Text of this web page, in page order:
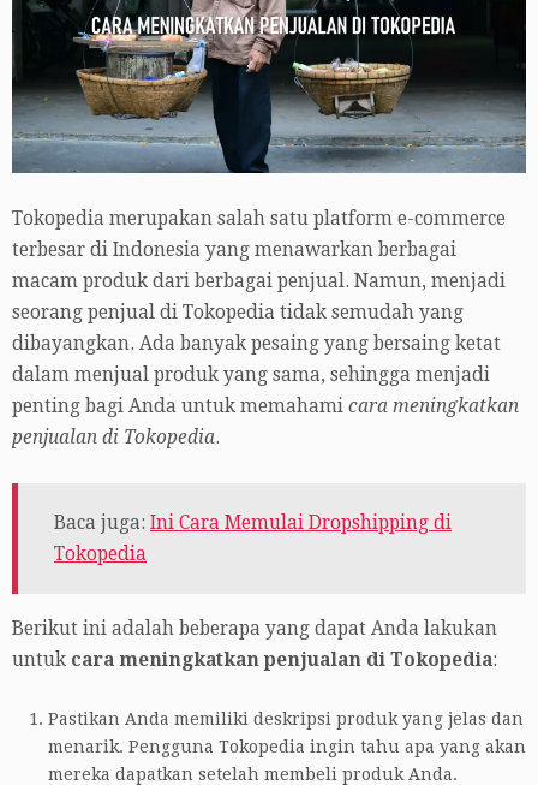
Tokopedia merupakan salah satu platform e-commerce
terbesar di Indonesia yang menawarkan berbagai
macam produk dari berbagai penjual. Namun, menjadi
seorang penjual di Tokopedia tidak semudah yang
dibayangkan. Ada banyak pesaing yang bersaing ketat
dalam menjual produk yang sama, sehingga menjadi
penting bagi Anda untuk memahami cara meningkatkan
penjualan di Tokopedia.
Baca juga: Ini Cara Memulai Dropshipping di
Tokopedia
Berikut ini adalah beberapa yang dapat Anda lakukan
untuk cara meningkatkan penjualan di Tokopedia:
Pastikan Anda memiliki deskripsi produk yang jelas dan
menarik. Pengguna Tokopedia ingin tahu apa yang akan
mereka dapatkan setelah membeli produk Anda.